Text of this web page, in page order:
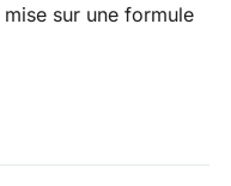
sur une formule